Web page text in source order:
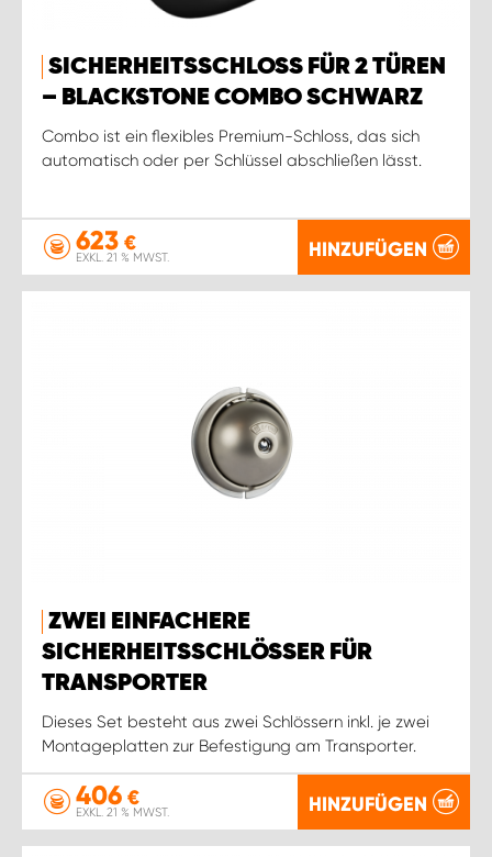
SICHERHEITSSCHLOSS FÜR 2 TÜREN
– BLACKSTONE COMBO SCHWARZ
Combo ist ein flexibles Premium-Schloss, das sich
automatisch oder per Schlüssel abschließen lässt.
623 €
EXKL. 21 % MWST. HINZUFÜGEN
ZWEI EINFACHERE
SICHERHEITSSCHLÖSSER FÜR
TRANSPORTER
Dieses Set besteht aus zwei Schlössern inkl. je zwei
Montageplatten zur Befestigung am Transporter.
406 €
EXKL. 21 % MWST. HINZUFÜGEN